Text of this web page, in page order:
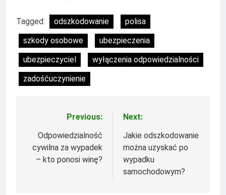
Tagged: odszkodowanie
polisa
szkody osobowe
ubezpieczenia
ubezpieczyciel
wyłączenia odpowiedzialności
zadośćuczynienie
Nawigacja
wpisu
Previous:
Odpowiedzialność
cywilna za wypadek
– kto ponosi winę?
Next:
Jakie odszkodowanie
można uzyskać po
wypadku
samochodowym?